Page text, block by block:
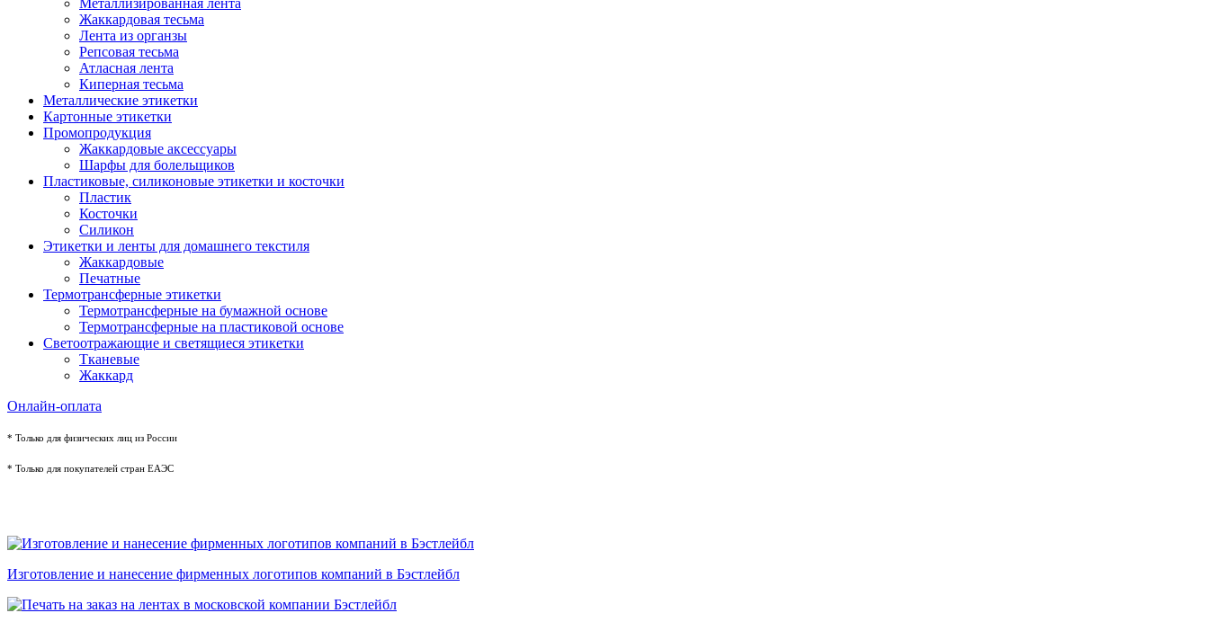
Металлизированная лента
Жаккардовая тесьма
Лента из органзы
Репсовая тесьма
Атласная лента
Киперная тесьма
Металлические этикетки
Картонные этикетки
Промопродукция
Жаккардовые аксессуары
Шарфы для болельщиков
Пластиковые, силиконовые этикетки и косточки
Пластик
Косточки
Силикон
Этикетки и ленты для домашнего текстиля
Жаккардовые
Печатные
Термотрансферные этикетки
Термотрансферные на бумажной основе
Термотрансферные на пластиковой основе
Светоотражающие и светящиеся этикетки
Тканевые
Жаккард
Онлайн-оплата
* Только для физических лиц из России
* Только для покупателей стран ЕАЭС
Изготовление и нанесение фирменных логотипов компаний в Бэстлейбл